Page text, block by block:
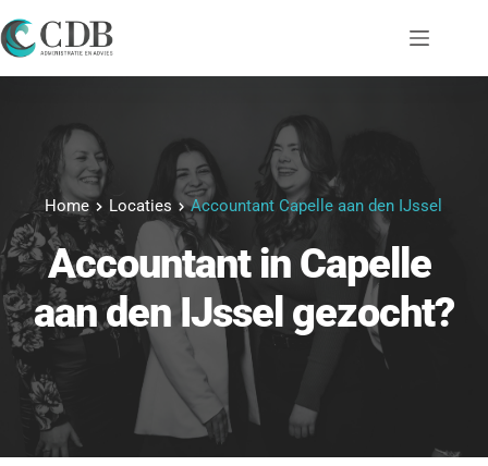
naar
de
Home Locaties Accountant Capelle aan den IJssel
Accountant in Capelle
aan den IJssel gezocht?